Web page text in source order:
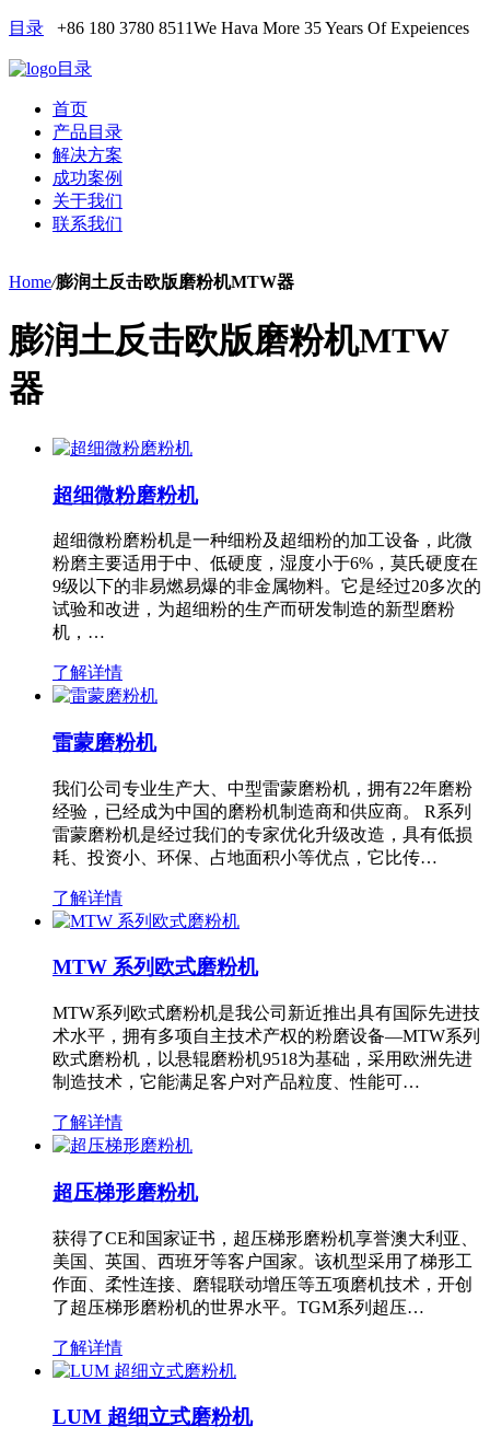
目录 +86 180 3780 8511We Hava More 35 Years Of Expeiences
目录
首页
产品目录
解决方案
成功案例
关于我们
联系我们
Home/膨润土反击欧版磨粉机MTW器
膨润土反击欧版磨粉机MTW
器
超细微粉磨粉机
超细微粉磨粉机是一种细粉及超细粉的加工设备，此微
粉磨主要适用于中、低硬度，湿度小于6%，莫氏硬度在
9级以下的非易燃易爆的非金属物料。它是经过20多次的
试验和改进，为超细粉的生产而研发制造的新型磨粉
机，…
了解详情
雷蒙磨粉机
我们公司专业生产大、中型雷蒙磨粉机，拥有22年磨粉
经验，已经成为中国的磨粉机制造商和供应商。 R系列
雷蒙磨粉机是经过我们的专家优化升级改造，具有低损
耗、投资小、环保、占地面积小等优点，它比传…
了解详情
MTW 系列欧式磨粉机
MTW系列欧式磨粉机是我公司新近推出具有国际先进技
术水平，拥有多项自主技术产权的粉磨设备—MTW系列
欧式磨粉机，以悬辊磨粉机9518为基础，采用欧洲先进
制造技术，它能满足客户对产品粒度、性能可…
了解详情
超压梯形磨粉机
获得了CE和国家证书，超压梯形磨粉机享誉澳大利亚、
美国、英国、西班牙等客户国家。该机型采用了梯形工
作面、柔性连接、磨辊联动增压等五项磨机技术，开创
了超压梯形磨粉机的世界水平。TGM系列超压…
了解详情
LUM 超细立式磨粉机